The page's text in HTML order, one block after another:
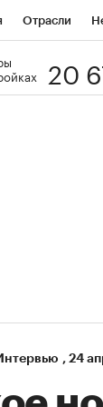
Отрасли
20
, 24